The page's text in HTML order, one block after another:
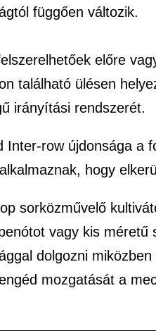
függően változik.
előre
található ülésen
irányítási rendszerét.
Inter-row újdonsága a
hogy
sorközművelő
vagy kis méretű
dolgozni
mozgatását a